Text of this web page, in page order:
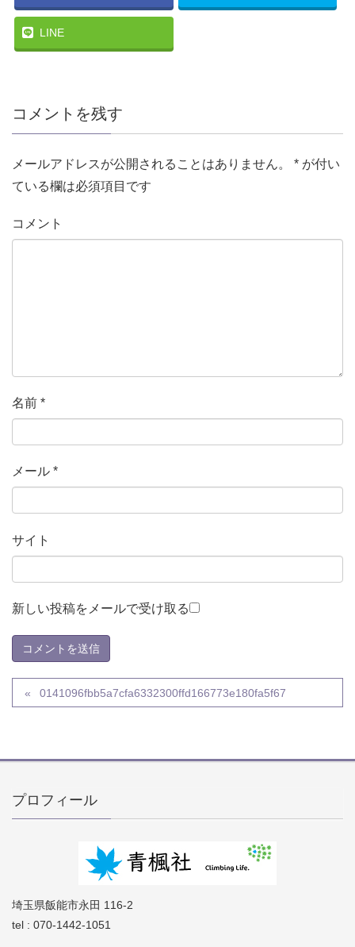
LINE
コメントを残す
メールアドレスが公開されることはありません。 * が付い
ている欄は必須項目です
コメント
名前 *
メール *
サイト
新しい投稿をメールで受け取る
0141096fbb5a7cfa6332300ffd166773e180fa5f67
プロフィール
埼玉県飯能市永田 116-2
tel : 070-1442-1051